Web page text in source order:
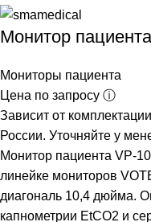
Монитор
Мониторы пациента
Цена по запросу ⓘ
Зависит от
России. Уточняйте у
Монитор пациента VP-
линейке мониторов
диагональ 10,4 дюйма.
капнометрии EtCO2 и